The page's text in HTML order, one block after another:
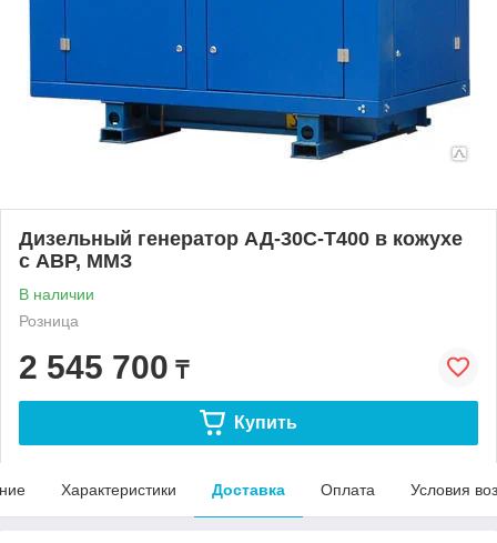
Дизельный генератор АД-30С-Т400 в кожухе
с АВР, ММЗ
В наличии
Розница
2 545 700 ₸
Купить
Характеристики Доставка Оплата Условия